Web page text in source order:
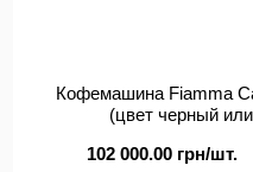
Кофемашина Fiamma
(цвет черный
102 000.00 грн/шт.